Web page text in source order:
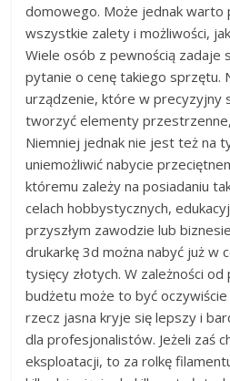
domowego. Może jednak warto
wszystkie zalety i możliwości,
Wiele osób z pewnością zadaje
pytanie o cenę takiego sprzętu.
urządzenie, które w precyzyjny
tworzyć elementy
Niemniej jednak nie jest też na
uniemożliwić nabycie
któremu zależy na posiadaniu
celach hobbystycznych,
przyszłym zawodzie lub
drukarkę 3d można nabyć już w
tysięcy złotych. W zależności
budżetu może to być
rzecz jasna kryje się lepszy i
dla profesjonalistów. Jeżeli zaś
eksploatacji, to za rolkę